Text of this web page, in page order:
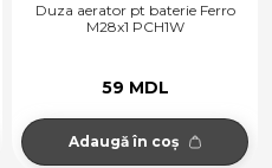
Duza aerator pt baterie Ferro
M28x1 PCH1W
59 MDL
Adaugă în coș